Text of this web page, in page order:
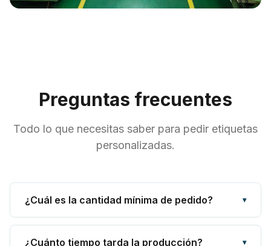
Preguntas frecuentes
Todo lo que necesitas saber para pedir etiquetas
personalizadas.
¿Cuál es la cantidad mínima de pedido? ▾
¿Cuánto tiempo tarda la producción? ▾